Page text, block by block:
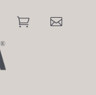
 